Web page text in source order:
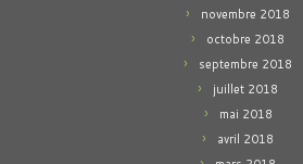
novembre 2018
octobre 2018
septembre 2018
juillet 2018
mai 2018
avril 2018